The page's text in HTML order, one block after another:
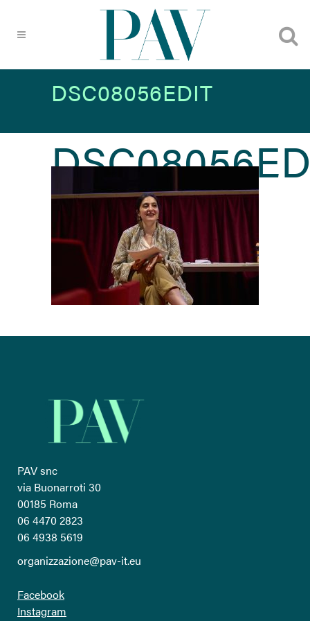
DSC08056EDIT
PAV snc
via Buonarroti 30
00185 Roma
06 4470 2823
06 4938 5619
organizzazione@pav-it.eu
Facebook
Instagram